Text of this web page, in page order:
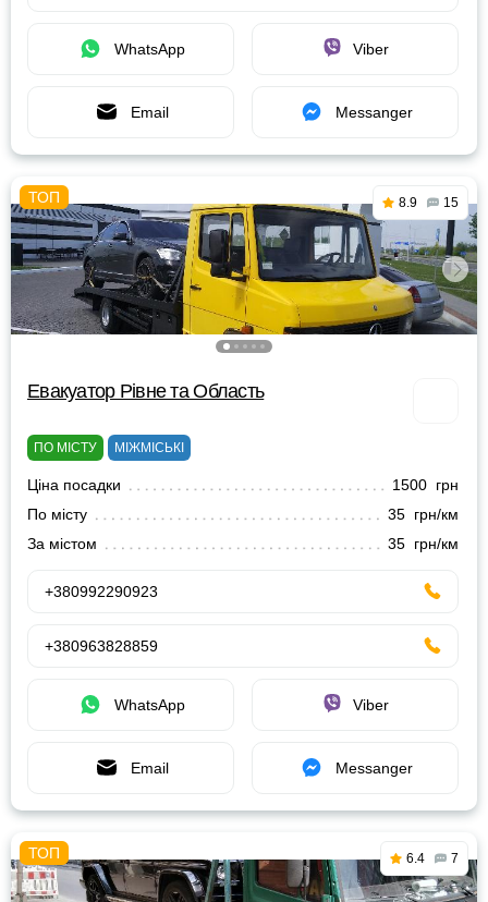
WhatsApp Viber
Email Messanger
8.9 15
Евакуатор Рівне та Область
ПО МІСТУ МІЖМІСЬКІ
Ціна посадки
1500 грн
По місту
35 грн/км
За містом
35 грн/км
+380992290923
+380963828859
WhatsApp Viber
Email Messanger
6.4 7